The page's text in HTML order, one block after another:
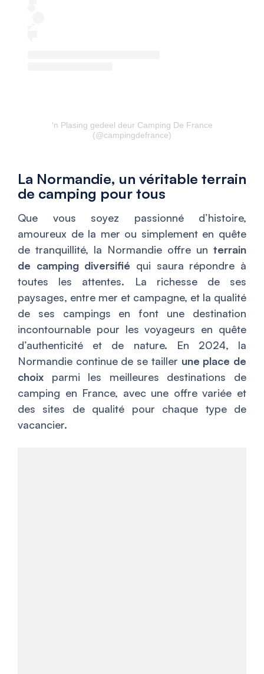
‘n Plasing gedeel deur Camping De France
(@campingdefrance)
La Normandie, un véritable terrain
de camping pour tous
Que vous soyez passionné d’histoire,
amoureux de la mer ou simplement en quête
de tranquillité, la Normandie offre un terrain
de camping diversifié qui saura répondre à
toutes les attentes. La richesse de ses
paysages, entre mer et campagne, et la qualité
de ses campings en font une destination
incontournable pour les voyageurs en quête
d’authenticité et de nature. En 2024, la
Normandie continue de se tailler une place de
choix parmi les meilleures destinations de
camping en France, avec une offre variée et
des sites de qualité pour chaque type de
vacancier.